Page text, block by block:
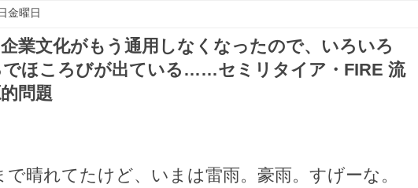
金曜日
業文化がもう通用しなくなったので、いろいろ
でほころびが出ている……セミリタイア・FIRE 流
問題
で晴れてたけど、いまは雷雨。豪雨。すげーな。